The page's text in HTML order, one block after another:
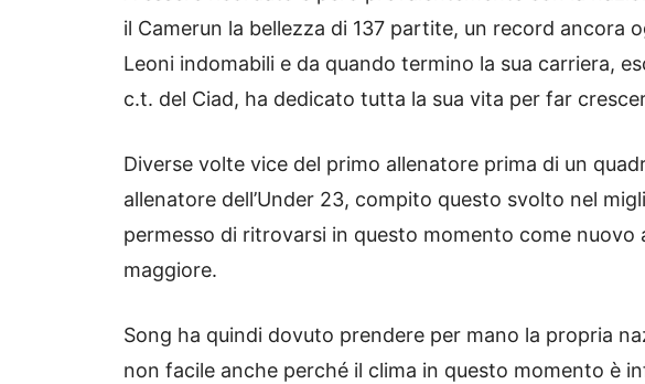
il Camerun la bellezza di 137 partite, un record ancora
Leoni indomabili e da quando termino la sua carriera,
c.t. del Ciad, ha dedicato tutta la sua vita per far
Diverse volte vice del primo allenatore prima di un
allenatore dell’Under 23, compito questo svolto nel
permesso di ritrovarsi in questo momento come nuovo
maggiore.
Song ha quindi dovuto prendere per mano la propria
non facile anche perché il clima in questo momento è